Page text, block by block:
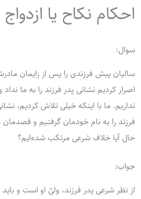
احکام نکاح یا ازدواج
سوال:
سالیان پیش فرزندی را پس از زایمان
اصرار کردیم نشانی پدر فرزند را به ما
نداریم. ما با اینکه خیلی تلاش کردیم،
فرزند را به نام خودمان گرفتیم و
حال آیا خلاف شرعی مرتکب شده‌ایم؟
جواب:
از نظر شرعی پدر فرزند، ولیّ او است و باید